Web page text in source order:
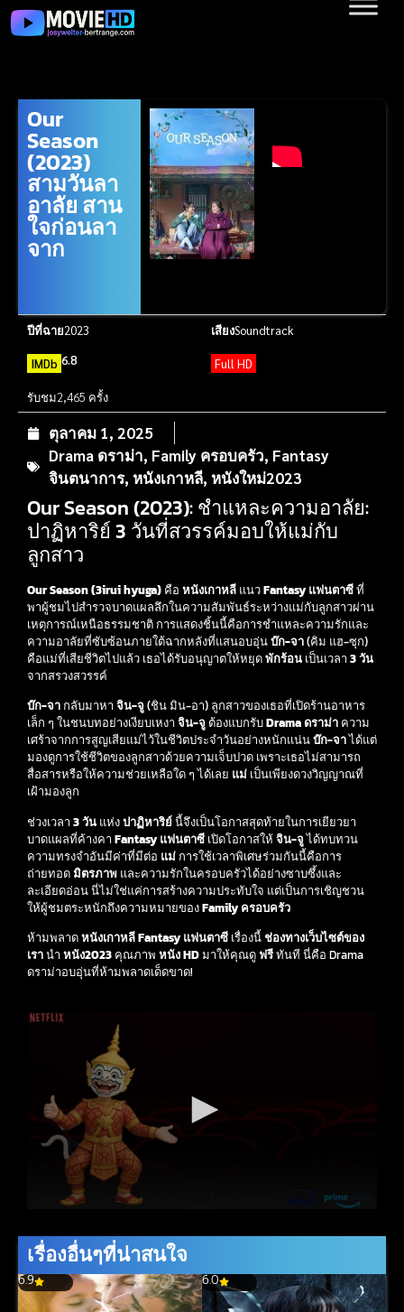
Our
Season
(2023)
สามวันลา
อาลัย สาน
ใจก่อนลา
จาก
ปีที่ฉาย2023 เสียงSoundtrack
IMDb 6.8 Full HD
รับชม2,465 ครั้ง
ตุลาคม 1, 2025
Drama ดราม่า, Family ครอบครัว, Fantasy
จินตนาการ, หนังเกาหลี, หนังใหม่2023
Our Season (2023): ชำแหละความอาลัย:
ปาฏิหาริย์ 3 วันที่สวรรค์มอบให้แม่กับ
ลูกสาว
Our Season (3irui hyuga) คือ หนังเกาหลี แนวFantasy แฟนตาซีที่
พาผู้ชมไปสำรวจบาดแผลลึกในความสัมพันธ์ระหว่างแม่กับลูกสาวผ่าน
เหตุการณ์เหนือธรรมชาติ การแสดงชิ้นนี้คือการชำแหละความรักและ
ความอาลัยที่ซับซ้อนภายใต้ฉากหลังที่แสนอบอุ่นบ๊ก-จา(คิม แฮ-ซุก)
คือแม่ที่เสียชีวิตไปแล้ว เธอได้รับอนุญาตให้หยุดพักร้อน เป็นเวลา 3 วัน
จากสรวงสวรรค์
บ๊ก-จา กลับมาหา จิน-จู(ชิน มิน-อา) ลูกสาวของเธอที่เปิดร้านอาหาร
เล็ก ๆ ในชนบทอย่างเงียบเหงา จิน-จู ต้องแบกรับDrama ดราม่า ความ
เศร้าจากการสูญเสียแม่ไว้ในชีวิตประจำวันอย่างหนักแน่นบ๊ก-จาได้แต่
มองดูการใช้ชีวิตของลูกสาวด้วยความเจ็บปวด เพราะเธอไม่สามารถ
สื่อสารหรือให้ความช่วยเหลือใด ๆ ได้เลย แม่ เป็นเพียงดวงวิญญาณที่
เฝ้ามองลูก
ช่วงเวลา 3 วัน แห่งปาฏิหาริย์นี้จึงเป็นโอกาสสุดท้ายในการเยียวยา
บาดแผลที่ค้างคา Fantasy แฟนตาซี เปิดโอกาสให้จิน-จูได้ทบทวน
ความทรงจำอันมีค่าที่มีต่อ แม่ การใช้เวลาพิเศษร่วมกันนี้คือการ
ถ่ายทอดมิตรภาพ และความรักในครอบครัวได้อย่างซาบซึ้งและ
ละเอียดอ่อน นี่ไม่ใช่แค่การสร้างความประทับใจ แต่เป็นการเชิญชวน
ให้ผู้ชมตระหนักถึงความหมายของFamily ครอบครัว
ห้ามพลาดหนังเกาหลีFantasy แฟนตาซี เรื่องนี้ ช่องทางเว็บไซต์ของ
เรานำ หนัง2023 คุณภาพ หนัง HDมาให้คุณดู ฟรีทันที นี่คือ Drama
ดราม่าอบอุ่นที่ห้ามพลาดเด็ดขาด!
เรื่องอื่นๆที่น่าสนใจ
6.9 6.0